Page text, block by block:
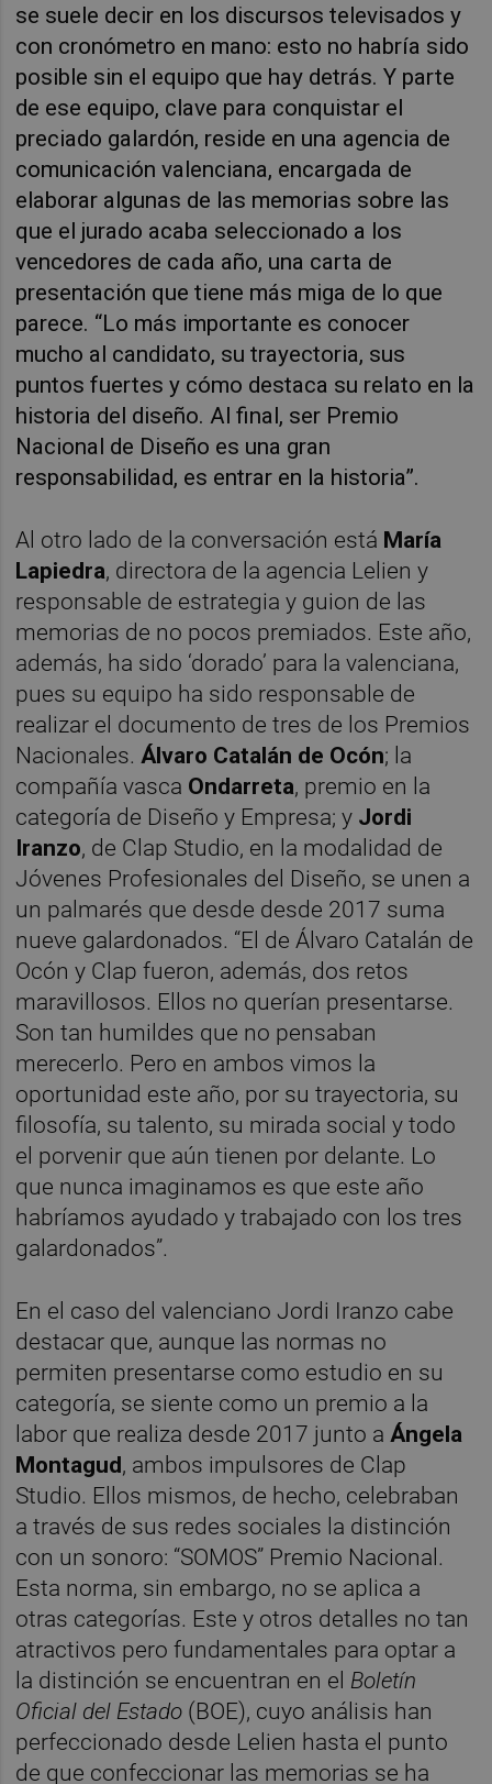
se suele decir en los discursos televisados y
con cronómetro en mano: esto no habría sido
posible sin el equipo que hay detrás. Y parte
de ese equipo, clave para conquistar el
preciado galardón, reside en una agencia de
comunicación valenciana, encargada de
elaborar algunas de las memorias sobre las
que el jurado acaba seleccionado a los
vencedores de cada año, una carta de
presentación que tiene más miga de lo que
parece. “Lo más importante es conocer
mucho al candidato, su trayectoria, sus
puntos fuertes y cómo destaca su relato en la
historia del diseño. Al final, ser Premio
Nacional de Diseño es una gran
responsabilidad, es entrar en la historia”.
Al otro lado de la conversación está María
Lapiedra, directora de la agencia Lelien y
responsable de estrategia y guion de las
memorias de no pocos premiados. Este año,
además, ha sido ‘dorado’ para la valenciana,
pues su equipo ha sido responsable de
realizar el documento de tres de los Premios
Nacionales. Álvaro Catalán de Ocón; la
compañía vasca Ondarreta, premio en la
categoría de Diseño y Empresa; y Jordi
Iranzo, de Clap Studio, en la modalidad de
Jóvenes Profesionales del Diseño, se unen a
un palmarés que desde desde 2017 suma
nueve galardonados. “El de Álvaro Catalán de
Ocón y Clap fueron, además, dos retos
maravillosos. Ellos no querían presentarse.
Son tan humildes que no pensaban
merecerlo. Pero en ambos vimos la
oportunidad este año, por su trayectoria, su
filosofía, su talento, su mirada social y todo
el porvenir que aún tienen por delante. Lo
que nunca imaginamos es que este año
habríamos ayudado y trabajado con los tres
galardonados”.
En el caso del valenciano Jordi Iranzo cabe
destacar que, aunque las normas no
permiten presentarse como estudio en su
categoría, se siente como un premio a la
labor que realiza desde 2017 junto aÁngela
Montagud, ambos impulsores de Clap
Studio. Ellos mismos, de hecho, celebraban
a través de sus redes sociales la distinción
con un sonoro: “SOMOS” Premio Nacional.
Esta norma, sin embargo, no se aplica a
otras categorías. Este y otros detalles no tan
atractivos pero fundamentales para optar a
la distinción se encuentran en el Boletín
Oficial del Estado (BOE), cuyo análisis han
perfeccionado desde Lelien hasta el punto
de que confeccionar las memorias se ha